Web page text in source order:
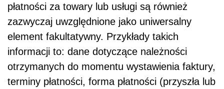
płatności za towary lub usługi są również
zazwyczaj uwzględnione jako uniwersalny
element fakultatywny. Przykłady takich
informacji to: dane dotyczące należności
otrzymanych do momentu wystawienia faktury,
terminy płatności, forma płatności (przyszła lub